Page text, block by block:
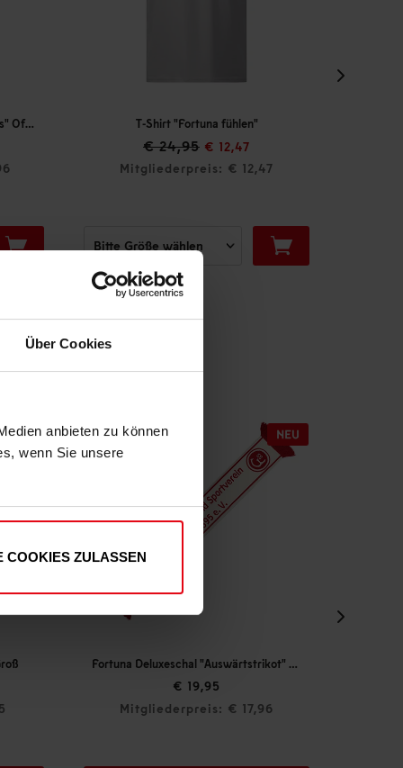
Über Cookies
anbieten zu können
wenn Sie unsere
COOKIES ZULASSEN
fühlen"
€ 12,47
T-Shirt "Klosterstraße"
€ 29,95
Mitgliederpreis: € 26,96
Fortuna Deluxeschal "Auswärtstrikot" 26-27
€ 17,96
Autoaufkleber "rot"
Mitgliederpreis: € 0,90